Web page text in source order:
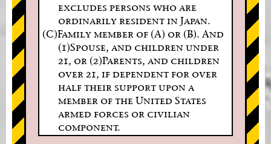
excludes persons who are
ordinarily resident in Japan.
(C)Family member of (A) or (B). And
(1)Spouse, and children under
21, or (2)Parents, and children
over 21, if dependent for over
half their support upon a
member of the United States
armed forces or civilian
component.